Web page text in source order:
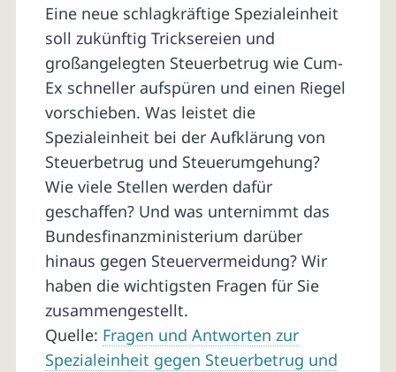
Eine neue schlagkräftige Spezialeinheit
soll zukünftig Tricksereien und
großangelegten Steuerbetrug wie Cum-
Ex schneller aufspüren und einen Riegel
vorschieben. Was leistet die
Spezialeinheit bei der Aufklärung von
Steuerbetrug und Steuerumgehung?
Wie viele Stellen werden dafür
geschaffen? Und was unternimmt das
Bundesfinanzministerium darüber
hinaus gegen Steuervermeidung? Wir
haben die wichtigsten Fragen für Sie
zusammengestellt.
Quelle: Fragen und Antworten zur
Spezialeinheit gegen Steuerbetrug und